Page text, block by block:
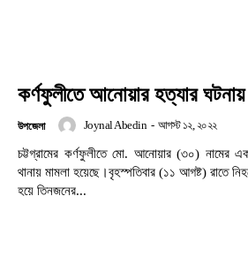
কর্ণফুলীতে আনোয়ার হত্যার ঘটনায়
উপজেলা Joynal Abedin - আগস্ট ১২, ২০২২
চট্টগ্রামের কর্ণফুলীতে মো. আনোয়ার (৩০) নামের
থানায় মামলা হয়েছে।বৃহস্পতিবার (১১ আগষ্ট) রাতে
হয়ে তিনজনের...